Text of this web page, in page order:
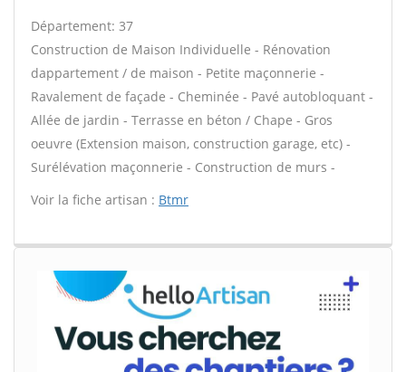
Département: 37
Construction de Maison Individuelle - Rénovation
dappartement / de maison - Petite maçonnerie -
Ravalement de façade - Cheminée - Pavé autobloquant -
Allée de jardin - Terrasse en béton / Chape - Gros
oeuvre (Extension maison, construction garage, etc) -
Surélévation maçonnerie - Construction de murs -
Voir la fiche artisan : Btmr